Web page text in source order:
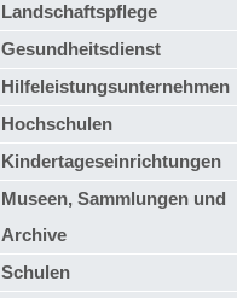
Landschaftspflege
Gesundheitsdienst
Hilfeleistungsunternehmen
Hochschulen
Kindertageseinrichtungen
Museen, Sammlungen und
Archive
Schulen